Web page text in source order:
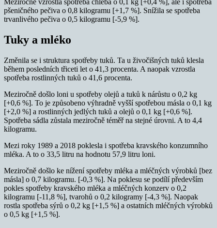
Meziročně vzrostla spotřeba chleba o 0,1 kg [+0,4 %], ale i spotřeba
pšeničného pečiva o 0,8 kilogramu [+1,7 %]. Snížila se spotřeba
trvanlivého pečiva o 0,5 kilogramu [-5,9 %].
Tuky a mléko
Změnila se i struktura spotřeby tuků. Ta u živočišných tuků klesla
během posledních třiceti let o 41,3 procenta. A naopak vzrostla
spotřeba rostlinných tuků o 41,6 procenta.
Meziročně došlo loni u spotřeby olejů a tuků k nárůstu o 0,2 kg
[+0,6 %]. To je způsobeno výhradně vyšší spotřebou másla o 0,1 kg
[+2,0 %] a rostlinných jedlých tuků a olejů o 0,1 kg [+0,6 %].
Spotřeba sádla zůstala meziročně téměř na stejné úrovni. A to 4,4
kilogramu.
Mezi roky 1989 a 2018 poklesla i spotřeba kravského konzumního
mléka. A to o 33,5 litru na hodnotu 57,9 litru loni.
Meziročně došlo ke nížení spotřeby mléka a mléčných výrobků [bez
másla] o 0,7 kilogramu. [-0,3 %]. Na poklesu se podílí především
pokles spotřeby kravského mléka a mléčných konzerv o 0,2
kilogramu [-11,8 %], tvarohů o 0,2 kilogramy [-4,3 %]. Naopak
rostla spotřeba sýrů o 0,2 kg [+1,5 %] a ostatních mléčných výrobků
o 0,5 kg [+1,5 %].